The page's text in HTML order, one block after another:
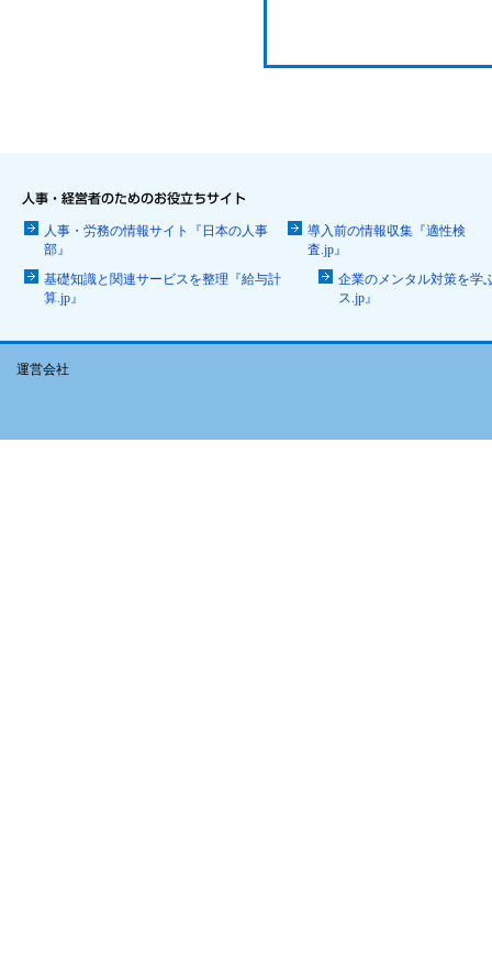
人事・労務の情報サイト『日本の人事
部』
導入前の情報収集『適性検
査.jp』
基礎知識と関連サービスを整理『給与計
算.jp』
企業のメンタル対策を学
ス.jp』
運営会社